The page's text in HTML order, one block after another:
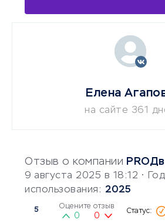
Отзыв о компании
9 августа 2025 в 18:12 • Год
использования: 2025
5 Оцените отзыв
0 0
Елена
на сайте 361